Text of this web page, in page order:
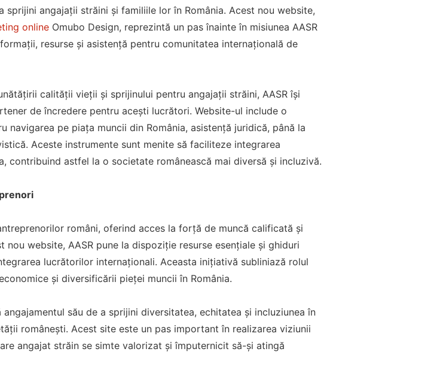
sprijini angajații străini și familiile lor în România. Acest nou website,
online Omubo Design, reprezintă un pas înainte în misiunea AASR
resurse și asistență pentru comunitatea internațională de
calității vieții și sprijinului pentru angajații străini, AASR își
de încredere pentru acești lucrători. Website-ul include o
navigarea pe piața muncii din România, asistență juridică, până la
Aceste instrumente sunt menite să faciliteze integrarea
contribuind astfel la o societate românească mai diversă și incluzivă.
români, oferind acces la forță de muncă calificată și
nou website, AASR pune la dispoziție resurse esențiale și ghiduri
lucrătorilor internaționali. Aceasta inițiativă subliniază rolul
și diversificării pieței muncii în România.
angajamentul său de a sprijini diversitatea, echitatea și incluziunea în
românești. Acest site este un pas important în realizarea viziunii
angajat străin se simte valorizat și împuternicit să-și atingă